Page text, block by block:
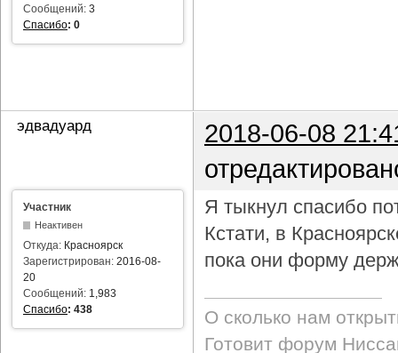
Сообщений: 3
Спасибо: 0
эдвадуард
2018-06-08
Участник
Неактивен
Откуда: Красноярск
Зарегистрирован: 2016-08-
20
Сообщений: 1,983
Спасибо: 438
Я тыкнул спасибо
Кстати, в
пока они форму
О сколько нам
Готовит форум